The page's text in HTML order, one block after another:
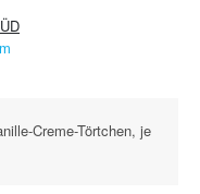
Creme-Törtchen, je